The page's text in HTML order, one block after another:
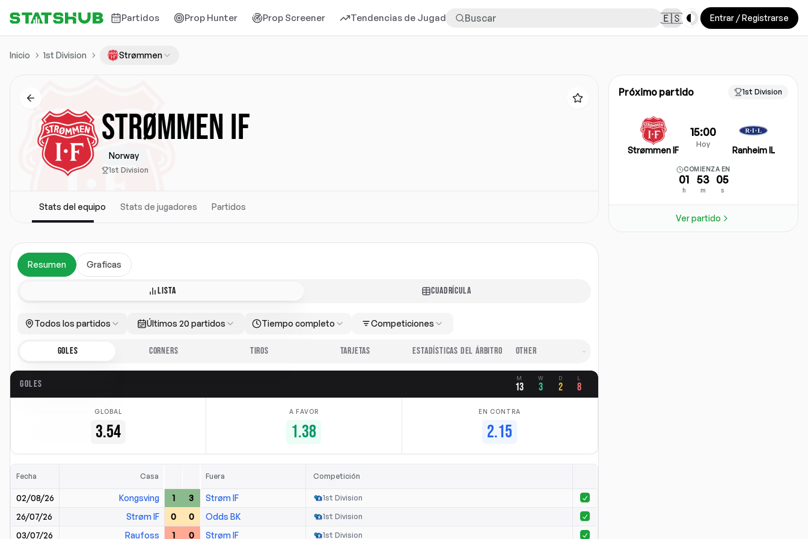
Partidos Prop Hunter Prop Screener Tendencias de Jugadores Más 🇪🇸 Toggle theme
Entrar / Registrarse
Inicio 1st Division Strømmen
STRØMMEN IF
Norway
1st Division
Stats del equipo Stats de jugadores Partidos
Próximo partido 1st Division
Strømmen IF
15:00
Hoy
Ranheim IL
COMIENZA EN
01
h
53
m
05
s
Ver partido
Resumen Graficas
LISTA CUADRÍCULA
Todos los partidos Últimos 20 partidos Tiempo completo Competiciones
GOLES CORNERS TIROS TARJETAS ESTADÍSTICAS DEL ÁRBITRO
GOLES M
13
W
3
D
2
L
8
GLOBAL
3.54
A FAVOR
1.38
EN CONTRA
2.15
Fecha Casa Fuera Competición
02/08/26 Kongsving 1 3 Strøm IF 1st Division
26/07/26 Strøm IF 0 0 Odds BK 1st Division
03/07/26 Raufoss 1 0 Strøm IF 1st Division